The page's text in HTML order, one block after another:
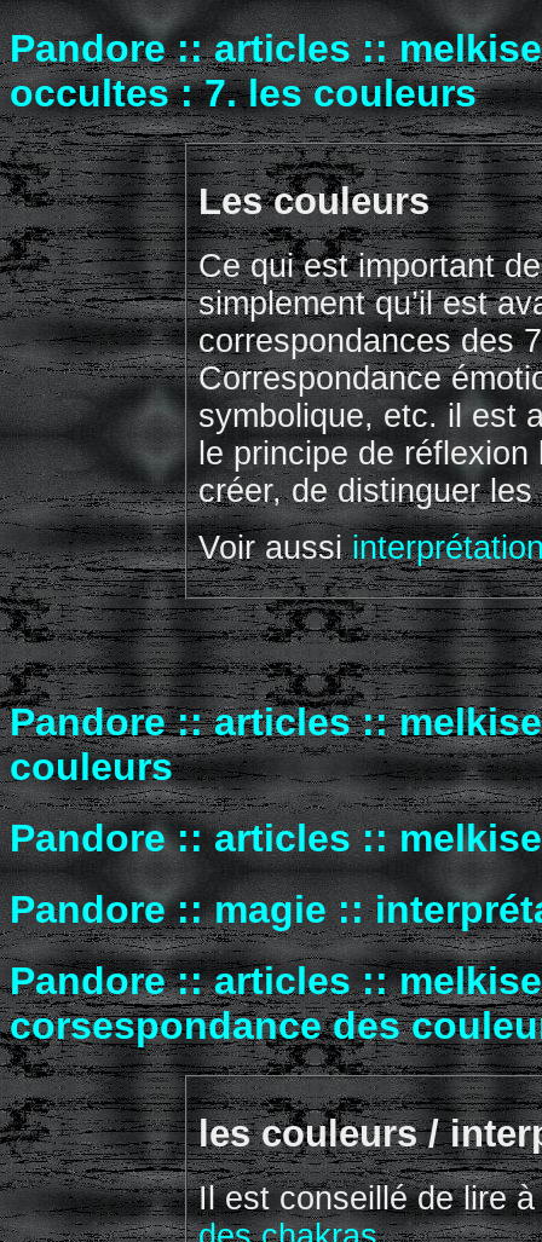
Pandore :: articles ::
occultes : 7. les couleurs
Les couleurs
Ce qui est important
simplement qu’il est
correspondances des
Correspondance
symbolique, etc. il est
le principe de
créer, de distinguer
Voir aussi
Pandore :: articles ::
couleurs
Pandore :: articles ::
Pandore :: magie ::
Pandore :: articles ::
corsespondance des
les couleurs /
Il est conseillé de lire